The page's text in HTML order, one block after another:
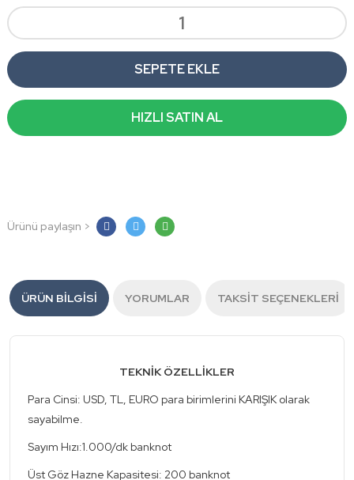
SEPETE EKLE
HIZLI SATIN AL
Ürünü paylaşın >
ÜRÜN BILGISI YORUMLAR TAKSIT SEÇENEKLERI
TEKNİK ÖZELLİKLER
Para Cinsi: USD, TL, EURO para birimlerini KARIŞIK olarak
sayabilme.
Sayım Hızı:1.000/dk banknot
Üst Göz Hazne Kapasitesi: 200 banknot